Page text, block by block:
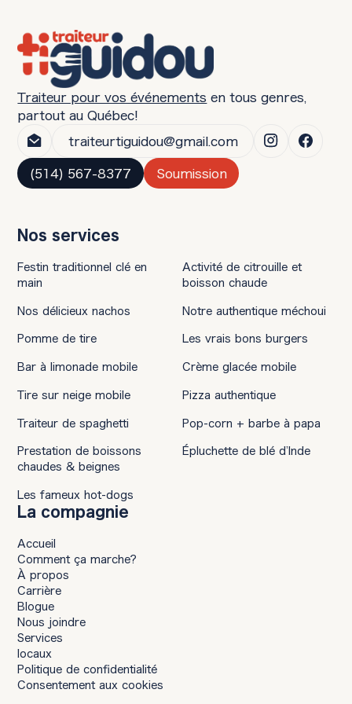
professionnalisme et l'appréciation envers
ces invités importants.
Traiteur pour vos événements en tous genres,
partout au Québec!
traiteurtiguidou@gmail.com
(514) 567-8377
Soumission
Nos services
Festin traditionnel clé en
main
Activité de citrouille et
boisson chaude
Nos délicieux nachos
Notre authentique méchoui
Pomme de tire
Les vrais bons burgers
Bar à limonade mobile
Crème glacée mobile
Tire sur neige mobile
Pizza authentique
Traiteur de spaghetti
Pop-corn + barbe à papa
Prestation de boissons
chaudes & beignes
Épluchette de blé d’Inde
Les fameux hot-dogs
La compagnie
Accueil
Comment ça marche?
À propos
Carrière
Blogue
Nous joindre
Services
locaux
Politique de confidentialité
Consentement aux cookies